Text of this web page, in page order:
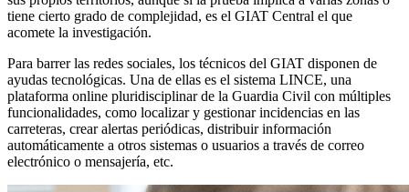
tiene cierto grado de complejidad, es el GIAT Central el que
acomete la investigación.
Para barrer las redes sociales, los técnicos del GIAT disponen de
ayudas tecnológicas. Una de ellas es el sistema LINCE, una
plataforma online pluridisciplinar de la Guardia Civil con múltiples
funcionalidades, como localizar y gestionar incidencias en las
carreteras, crear alertas periódicas, distribuir información
automáticamente a otros sistemas o usuarios a través de correo
electrónico o mensajería, etc.